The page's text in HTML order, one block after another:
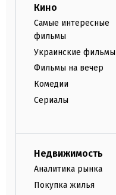
Кино
Самые интересные
фильмы
Украинские фильмы
Фильмы на вечер
Комедии
Сериалы
Недвижимость
Аналитика рынка
Покупка жилья